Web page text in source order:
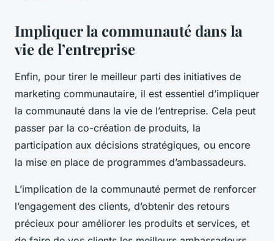
Impliquer la communauté dans la
vie de l’entreprise
Enfin, pour tirer le meilleur parti des initiatives de
marketing communautaire, il est essentiel d’impliquer
la communauté dans la vie de l’entreprise. Cela peut
passer par la co-création de produits, la
participation aux décisions stratégiques, ou encore
la mise en place de programmes d’ambassadeurs.
L’implication de la communauté permet de renforcer
l’engagement des clients, d’obtenir des retours
précieux pour améliorer les produits et services, et